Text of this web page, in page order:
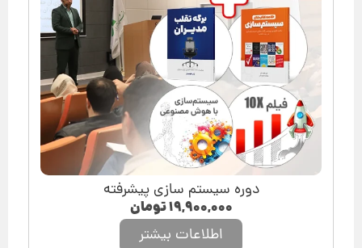
دوره سیستم سازی پیشرفته
۱۹,۹۰۰,۰۰۰تومان
اطلاعات بیشتر